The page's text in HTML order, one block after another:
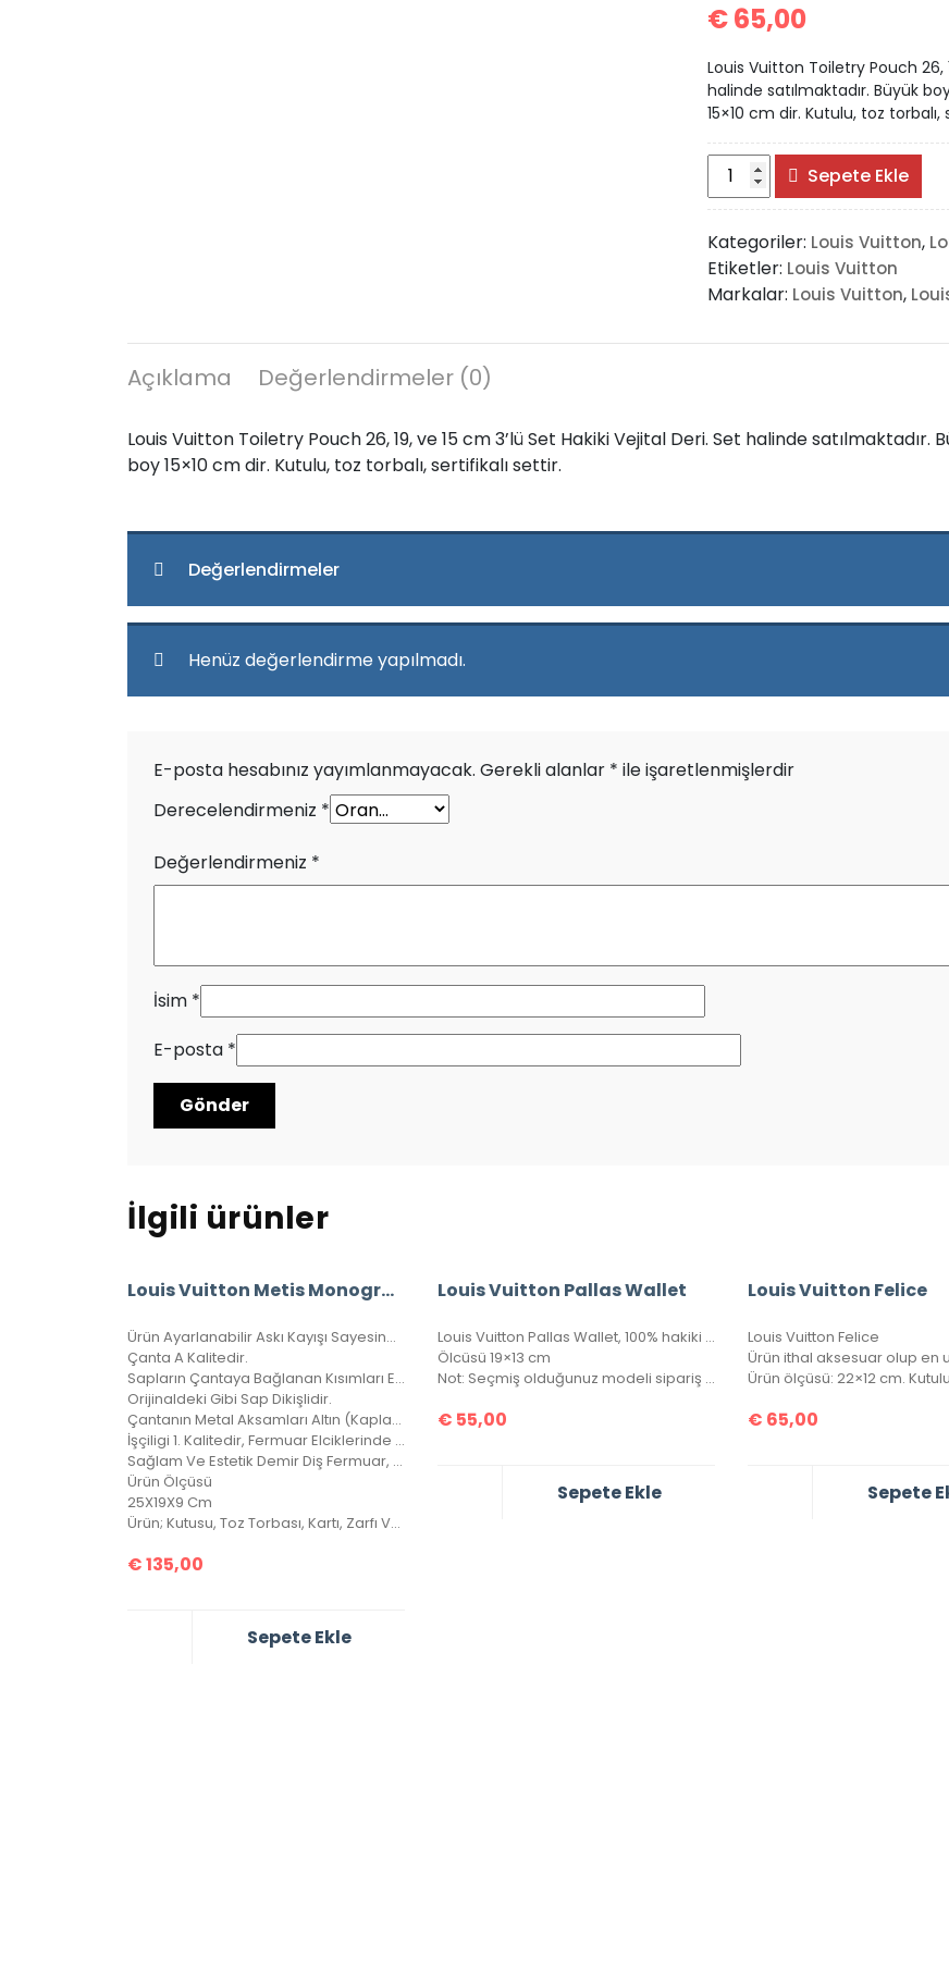
€65,00
Louis Vuitton Toiletry Pouch 26,
halinde satılmaktadır. Büyük
15×10 cm dir. Kutulu, toz torbalı,
Louis
Vuitton
Toiletry
Pouch
adet
Sepete Ekle
Kategoriler: Louis Vuitton,
Etiketler: Louis Vuitton
Markalar: Louis Vuitton,
Açıklama Değerlendirmeler (0)
Louis Vuitton Toiletry Pouch 26, 19, ve 15 cm 3’lü Set Hakiki Vejital Deri. Set halinde
boy 15×10 cm dir. Kutulu, toz torbalı, sertifikalı settir.
Değerlendirmeler
Henüz değerlendirme yapılmadı.
E-posta hesabınız yayımlanmayacak. Gerekli alanlar * ile işaretlenmişlerdir
Derecelendirmeniz *
Değerlendirmeniz *
İsim *
E-posta *
İlgili ürünler
Louis Vuitton Metis Monogram Canvas
Ürün Ayarlanabilir Askı Kayışı Sayesinde İster Elde-Kolda İster Omuzda Çarpraz Ve Düz Taşınabilir.
Çanta A Kalitedir.
Sapların Çantaya Bağlanan Kısımları El Örgüsü Dikişlidir.
Orijinaldeki Gibi Sap Dikişlidir.
Çantanın Metal Aksamları Altın (Kaplama) Diye Tabir Edilen Altın Banyodur, Yıllarca Kararma Yapmaz.
İşçiligi 1. Kalitedir, Fermuar Elciklerinde LV Yazılıdır.
Sağlam Ve Estetik Demir Diş Fermuar, Her Detayında Kalite Barındıran Harika Bir Çanta, 4 Mevsim Kullanılabilir.
Ürün Ölçüsü
25X19X9 Cm
Ürün; Kutusu, Toz Torbası, Kartı, Zarfı Ve Minik El Kitapçığı İle Birlikte Gönderilecektir.
€135,00
Sepete Ekle
Louis Vuitton Pallas Wallet
Louis Vuitton Pallas Wallet, 100% hakiki deri, Piton deri kapaklı bayan cüzdan. Portatif zinciri sayesinde gece çantası clutch olarak veya cüzdan olarak kullanılabilir. Seri numaralı, kutulu, toz torbalı, sertifikalı.
Ölcüsü 19×13 cm
Not: Seçmiş olduğunuz modeli sipariş notunuzda belirtmeyi unutmayınız!
€ 55,00
Sepete Ekle
Louis Vuitton Felice
Louis Vuitton Felice
€ 65,00
Sepete